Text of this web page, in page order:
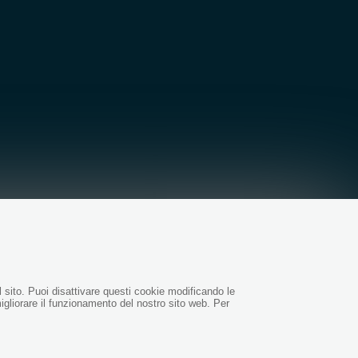
Puoi disattivare questi cookie modificando le
il funzionamento del nostro sito web. Per